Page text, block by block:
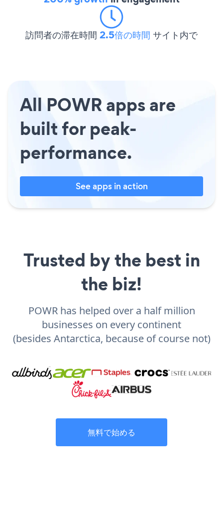
訪問者の滞在時間 2.5倍の時間 サイト内で
All POWR apps are
built for peak-
performance.
See apps in action
Trusted by the best in
the biz!
POWR has helped over a half million
businesses on every continent
(besides Antarctica, because of course not)
無料で始める